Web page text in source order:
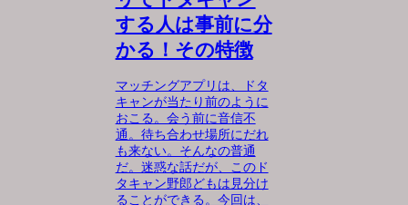
する人は事前に分
かる！その特徴
マッチングアプリは、ドタ
キャンが当たり前のように
おこる。会う前に音信不
通。待ち合わせ場所にだれ
も来ない。そんなの普通
だ。迷惑な話だが、このド
タキャン野郎どもは見分け
ることができる。今回は、